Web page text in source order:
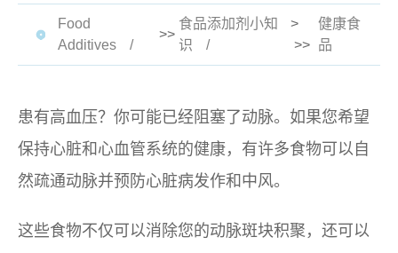
Food
Additives
>>
食品添加剂小知
识
>
>>
健康食
品
患有高血压？你可能已经阻塞了动脉。如果您希望
保持心脏和心血管系统的健康，有许多食物可以自
然疏通动脉并预防心脏病发作和中风。
这些食物不仅可以消除您的动脉斑块积聚，还可以